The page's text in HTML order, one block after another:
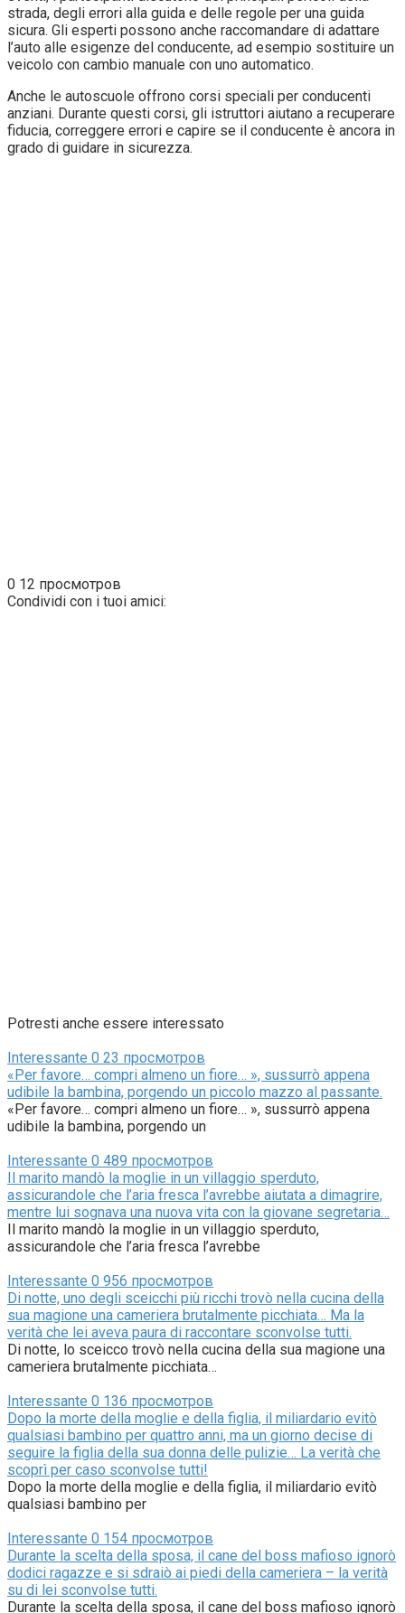
strada, degli errori alla guida e delle regole per una guida
sicura. Gli esperti possono anche raccomandare di adattare
l’auto alle esigenze del conducente, ad esempio sostituire un
veicolo con cambio manuale con uno automatico.
Anche le autoscuole offrono corsi speciali per conducenti
anziani. Durante questi corsi, gli istruttori aiutano a recuperare
fiducia, correggere errori e capire se il conducente è ancora in
grado di guidare in sicurezza.
0 12 просмотров
Condividi con i tuoi amici:
Potresti anche essere interessato
Interessante 0 23 просмотров
«Per favore… compri almeno un fiore… », sussurrò appena
udibile la bambina, porgendo un piccolo mazzo al passante.
«Per favore… compri almeno un fiore… », sussurrò appena
udibile la bambina, porgendo un
Interessante 0 489 просмотров
Il marito mandò la moglie in un villaggio sperduto,
assicurandole che l’aria fresca l’avrebbe aiutata a dimagrire,
mentre lui sognava una nuova vita con la giovane segretaria…
Il marito mandò la moglie in un villaggio sperduto,
assicurandole che l’aria fresca l’avrebbe
Interessante 0 956 просмотров
Di notte, uno degli sceicchi più ricchi trovò nella cucina della
sua magione una cameriera brutalmente picchiata… Ma la
verità che lei aveva paura di raccontare sconvolse tutti.
Di notte, lo sceicco trovò nella cucina della sua magione una
cameriera brutalmente picchiata…
Interessante 0 136 просмотров
Dopo la morte della moglie e della figlia, il miliardario evitò
qualsiasi bambino per quattro anni, ma un giorno decise di
seguire la figlia della sua donna delle pulizie… La verità che
scoprì per caso sconvolse tutti!
Dopo la morte della moglie e della figlia, il miliardario evitò
qualsiasi bambino per
Interessante 0 154 просмотров
Durante la scelta della sposa, il cane del boss mafioso ignorò
dodici ragazze e si sdraiò ai piedi della cameriera – la verità
su di lei sconvolse tutti.
Durante la scelta della sposa, il cane del boss mafioso ignorò